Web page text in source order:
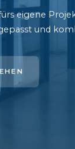
eigene
und